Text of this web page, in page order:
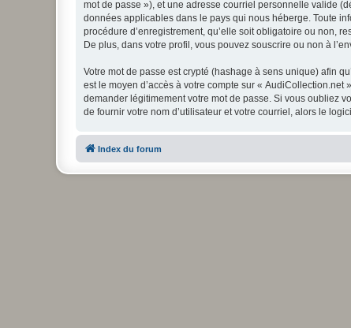
mot de passe »), et une adresse courriel personnelle valide
données applicables dans le pays qui nous héberge. Toute
procédure d’enregistrement, qu’elle soit obligatoire ou non,
De plus, dans votre profil, vous pouvez souscrire ou non à
Votre mot de passe est crypté (hashage à sens unique) afin
est le moyen d’accès à votre compte sur «
demander légitimement votre mot de passe. Si vous oubliez
de fournir votre nom d’utilisateur et votre courriel, alors le
Index du forum